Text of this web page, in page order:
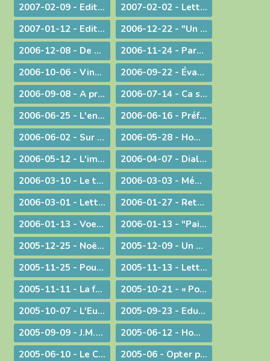
2007-02-09 - Edito : "Je suis allée essayer mon cercueil !"
2007-02-02 - Lettre aux prêtres et aux diacres
2007-01-12 - Edito : Le Gange et l'Himalaya
2006-12-22 - "Un Sauveur vous est né !"
2006-12-08 - De Ratisbonne à Ankara, un dialogue ininterrompu
2006-11-24 - Parentalité
2006-10-06 - Vingt ans déjà !
2006-09-22 - Évangéliser : aller au large !
2006-09-08 - A propos du Liban
2006-07-14 - Ca se passe en France !
2006-06-25 - L'enjeu de toute existence : trouver Le chemin !
2006-06-16 - Préférer le bonheur à la vérité ?
2006-06-02 - Sur les pas de Jean-Paul II
2006-05-28 - Homélie à la messe télévisée à Notre-Dame de Bourg
2006-05-12 - L'immigration
2006-04-07 - Dialogue interreligieux
2006-03-10 - Le trésor de la foi
2006-03-03 - Méditation sur l'Evangile du 4° dimanche de Carême 2006
2006-03-01 - Lettre aux prêtres et aux diacres
2006-01-27 - Retour aux origines
2006-01-13 - Voeux... pour aujourd'hui
2006-01-13 - "Paix sur la terre !"
2005-12-25 - Noël : la nouveauté chrétienne
2005-12-09 - Un modèle de persévérance dans l'élaboration d'une loi
2005-11-25 - Pour une laïcité constructive
2005-11-13 - Lettre aux prêtres et aux diacres
2005-11-11 - La faiblesse au service d'une cause
2005-10-21 - « Pour de nouveaux modes de vie ! »
2005-10-07 - L'Eucharistie, source de la transformation des cœurs et du monde
2005-09-23 - Eduquer
2005-09-09 - J.M.J. du souvenir à l'avenir !
2005-06-12 - Homélie pour des ordinations diaconales
2005-06-10 - Le Curé d'Ars chez le Pape !
2005-06 - Opter pour l'avenir